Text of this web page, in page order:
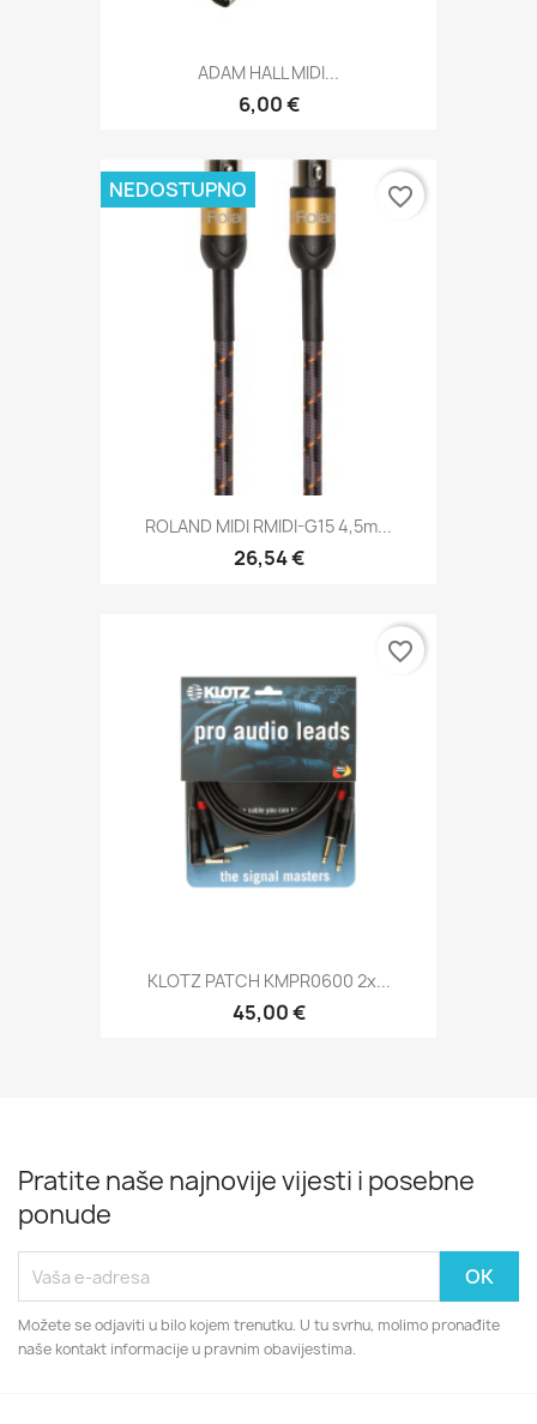
ADAM HALL MIDI...
6,00 €
ROLAND MIDI RMIDI-G15 4,5m...
26,54 €
NEDOSTUPNO favorite_border
KLOTZ PATCH KMPR0600 2x...
45,00 €
favorite_border
Pratite naše najnovije vijesti i posebne
ponude
Možete se odjaviti u bilo kojem trenutku. U tu svrhu, molimo pronađite
naše kontakt informacije u pravnim obavijestima.